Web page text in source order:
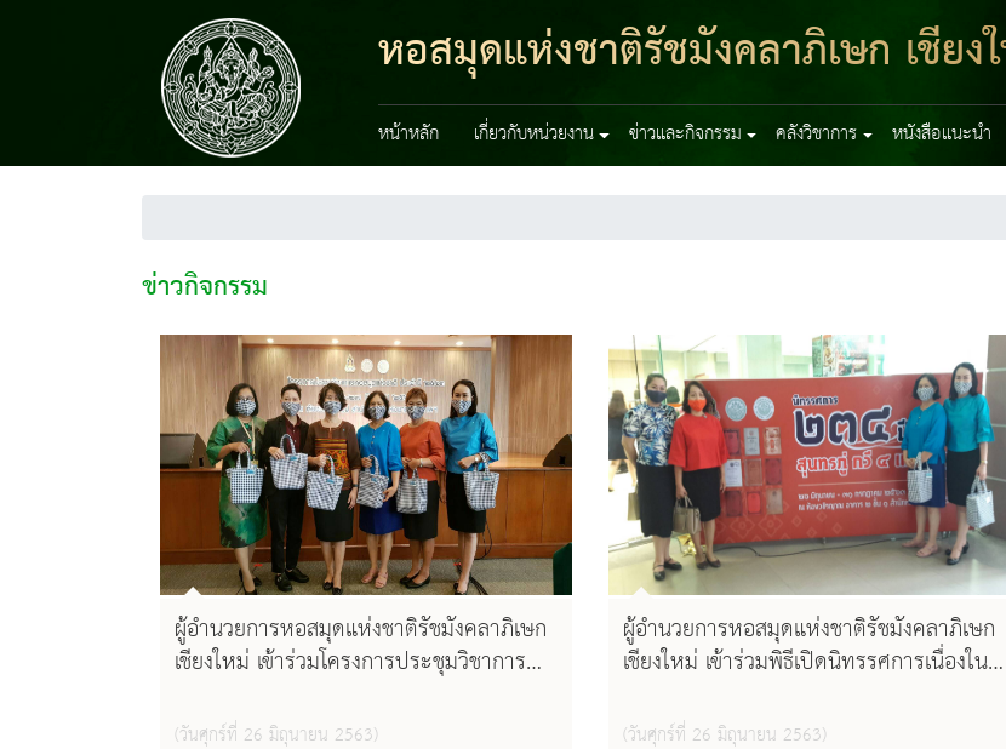
หอสมุดแห่งชาติรัชมังคลาภิเษก เชียง
หน้าหลัก เกี่ยวกับหน่วยงาน ข่าวและกิจกรรม คลังวิชาการ หนังสือแนะนำ
ข่าวกิจกรรม
ผู้อำนวยการหอสมุดแห่งชาติรัชมังคลาภิเษก
เชียงใหม่ เข้าร่วมโครงการประชุมวิชาการ
(วันศุกร์ที่ 26 มิถุนายน 2563)
ผู้อำนวยการหอสมุดแห่งชาติรัชมังคลาภิเษก
เชียงใหม่ เข้าร่วมพิธีเปิดนิทรรศการเนื่องใน
สุนทรภู่ กวี ๔ แผ่นดิน"
(วันศุกร์ที่ 26 มิถุนายน 2563)